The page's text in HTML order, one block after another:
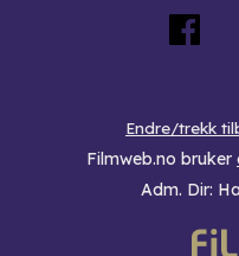
Endre/trekk
Filmweb.no bruker
Adm. Dir: